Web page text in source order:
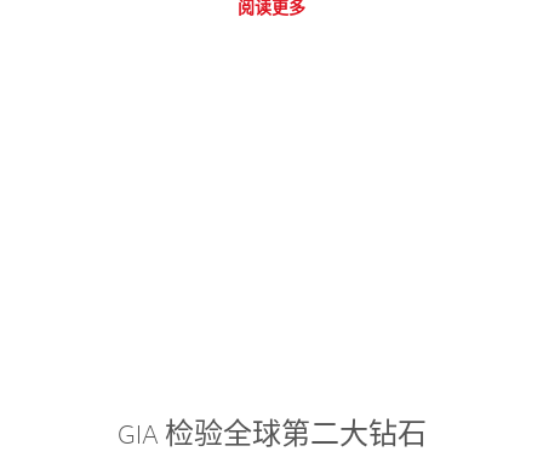
阅读更多
GIA 检验全球第二大钻石